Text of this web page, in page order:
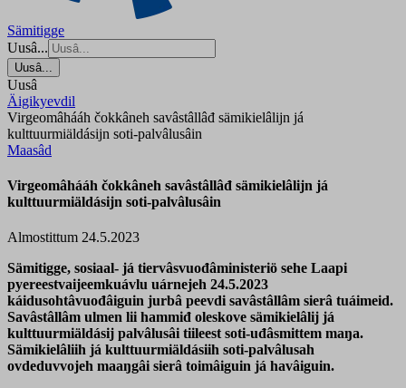
Sämitigge
Uusâ...
Uusâ...
Uusâ
Äigikyevdil
Virgeomâhááh čokkâneh savâstâllâđ sämikielâlijn já
kulttuurmiäldásijn soti-palvâlusâin
Maasâd
Virgeomâhááh čokkâneh savâstâllâđ sämikielâlijn já
kulttuurmiäldásijn soti-palvâlusâin
Almostittum 24.5.2023
Sämitigge, sosiaal- já tiervâsvuođâministeriö sehe Laapi
pyereestvaijeemkuávlu uárnejeh 24.5.2023
káidusohtâvuođâiguin jurbâ peevdi savâstâllâm sierâ tuáimeid.
Savâstâllâm ulmen lii hammiđ oleskove sämikielâlij já
kulttuurmiäldásij palvâlusâi tiileest soti-uđâsmittem maŋa.
Sämikielâliih já kulttuurmiäldásiih soti-palvâlusah
ovdeduvvojeh maaŋgâi sierâ toimâiguin já havâiguin.